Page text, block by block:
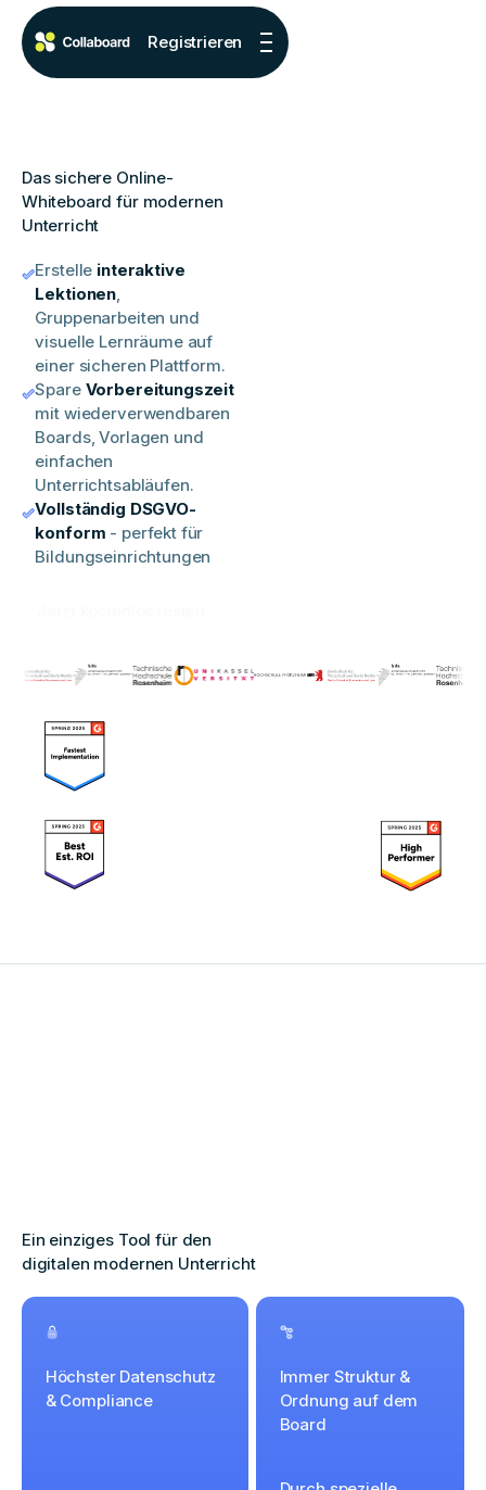
Registrieren
Das sichere Online-
Whiteboard für modernen
Unterricht
Erstelle interaktive
Lektionen,
Gruppenarbeiten und
visuelle Lernräume auf
einer sicheren Plattform.
Spare Vorbereitungszeit
mit wiederverwendbaren
Boards, Vorlagen und
einfachen
Unterrichtsabläufen.
Vollständig DSGVO-
konform - perfekt für
Bildungseinrichtungen
Ein einziges Tool für den
digitalen modernen Unterricht
Höchster Datenschutz
& Compliance
Immer Struktur &
Ordnung auf dem
Board